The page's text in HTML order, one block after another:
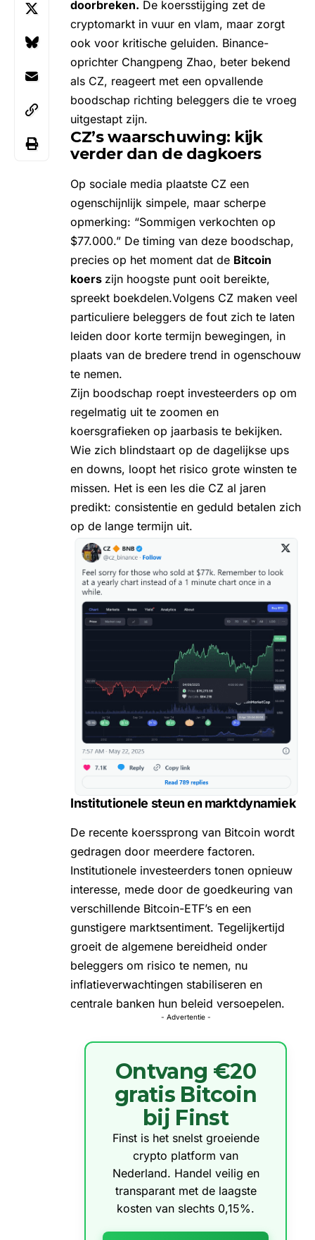
doorbreken. De koersstijging zet de
cryptomarkt in vuur en vlam, maar zorgt
ook voor kritische geluiden. Binance-
oprichter Changpeng Zhao, beter bekend
als CZ, reageert met een opvallende
boodschap richting beleggers die te vroeg
uitgestapt zijn.
CZ’s waarschuwing: kijk
verder dan de dagkoers
Op sociale media plaatste CZ een
ogenschijnlijk simpele, maar scherpe
opmerking: “Sommigen verkochten op
$77.000.” De timing van deze boodschap,
precies op het moment dat de Bitcoin
koers zijn hoogste punt ooit bereikte,
spreekt boekdelen.Volgens CZ maken veel
particuliere beleggers de fout zich te laten
leiden door korte termijn bewegingen, in
plaats van de bredere trend in ogenschouw
te nemen.
Zijn boodschap roept investeerders op om
regelmatig uit te zoomen en
koersgrafieken op jaarbasis te bekijken.
Wie zich blindstaart op de dagelijkse ups
en downs, loopt het risico grote winsten te
missen. Het is een les die CZ al jaren
predikt: consistentie en geduld betalen zich
op de lange termijn uit.
Institutionele steun en marktdynamiek
De recente koerssprong van Bitcoin wordt
gedragen door meerdere factoren.
Institutionele investeerders tonen opnieuw
interesse, mede door de goedkeuring van
verschillende Bitcoin-ETF’s en een
gunstigere marktsentiment. Tegelijkertijd
groeit de algemene bereidheid onder
beleggers om risico te nemen, nu
inflatieverwachtingen stabiliseren en
centrale banken hun beleid versoepelen.
- Advertentie -
Ontvang €20
gratis Bitcoin
bij Finst
Finst is het snelst groeiende
crypto platform van
Nederland. Handel veilig en
transparant met de laagste
kosten van slechts 0,15%.